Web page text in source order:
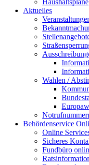
Haushaltspläne
Aktuelles
Wahlen /
Behördenservice
Online
Sicheres
Fundbüro